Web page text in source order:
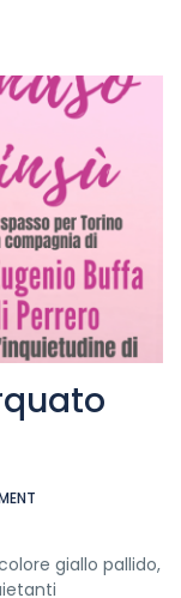
giallo pallido,